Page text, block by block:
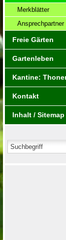
Merkblätter
Ansprechpartner
Freie Gärten
Gartenleben
Kantine:
Kontakt
Inhalt / Sitemap